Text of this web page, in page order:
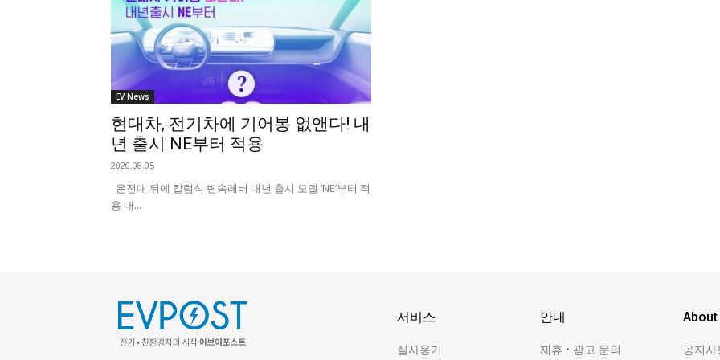
EV News
현대차, 전기차에 기어봉 없앤다! 내
년 출시 NE부터 적용
2020.08.05
운전대 뒤에 칼럼식 변속레버 내년 출시 모델 ‘NE’부터 적
용 내...
서비스
실사용기
안내
제휴 • 광고 문의
About
공지사